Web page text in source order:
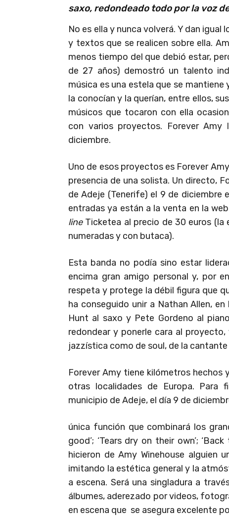
saxo, redondeado todo por la voz
No es ella y nunca volverá. Y dan
y textos que se realicen sobre ella.
menos tiempo del que debió estar,
de 27 años) demostró un talento
música es una estela que se
la conocían y la querían, entre ellos,
músicos que tocaron con ella
con varios proyectos. Forever
diciembre.
Uno de esos proyectos es Forever
presencia de una solista. Un directo,
de Adeje (Tenerife) el 9 de diciembre
entradas ya están a la venta en la
line Ticketea al precio de 30 euros (la
numeradas y con butaca).
Esta banda no podía sino estar
encima gran amigo personal y, por
respeta y protege la débil figura que
ha conseguido unir a Nathan Allen,
Hunt al saxo y Pete Gordeno al
redondear y ponerle cara al
jazzística como de soul, de la
Forever Amy tiene kilómetros hechos
otras localidades de Europa. Para
municipio de Adeje, el día 9 de
única función que combinará los
good’; ‘Tears dry on their own’;
hicieron de Amy Winehouse alguien
imitando la estética general y la
a escena. Será una singladura a
álbumes, aderezado por videos,
en escena que se asegura excelente